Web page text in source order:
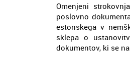
Omenjeni
poslovno
estonskega v
sklepa o
dokumentov, ki se